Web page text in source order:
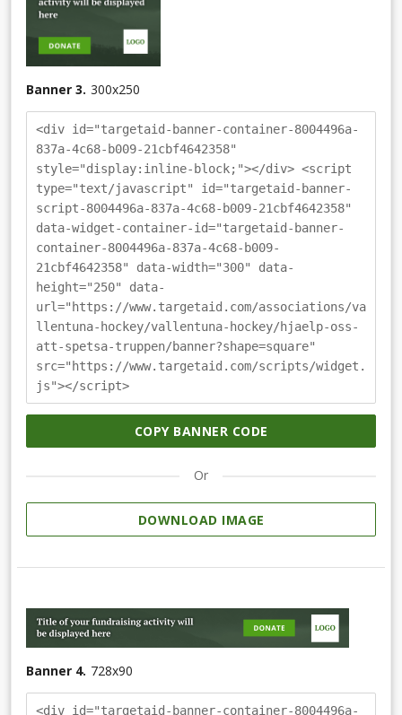
Banner 3. 300x250
<div id="targetaid-banner-container-8004496a-
837a-4c68-b009-21cbf4642358"
style="display:inline-block;"></div> <script
type="text/javascript" id="targetaid-banner-
script-8004496a-837a-4c68-b009-21cbf4642358"
data-widget-container-id="targetaid-banner-
container-8004496a-837a-4c68-b009-
21cbf4642358" data-width="300" data-
height="250" data-
url="https://www.targetaid.com/associations/va
llentuna-hockey/vallentuna-hockey/hjaelp-oss-
att-spetsa-truppen/banner?shape=square"
src="https://www.targetaid.com/scripts/widget.
js"></script>
COPY BANNER CODE
Or
DOWNLOAD IMAGE
Banner 4. 728x90
<div id="targetaid-banner-container-8004496a-